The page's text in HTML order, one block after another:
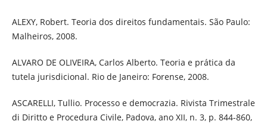
ALEXY, Robert. Teoria dos direitos fundamentais. São Paulo:
Malheiros, 2008.
ALVARO DE OLIVEIRA, Carlos Alberto. Teoria e prática da
tutela jurisdicional. Rio de Janeiro: Forense, 2008.
ASCARELLI, Tullio. Processo e democrazia. Rivista Trimestrale
di Diritto e Procedura Civile, Padova, ano XII, n. 3, p. 844-860,